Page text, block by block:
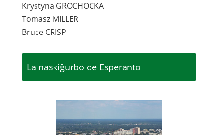
Krystyna GROCHOCKA
Tomasz MILLER
Bruce CRISP
La naskiĝurbo de Esperanto